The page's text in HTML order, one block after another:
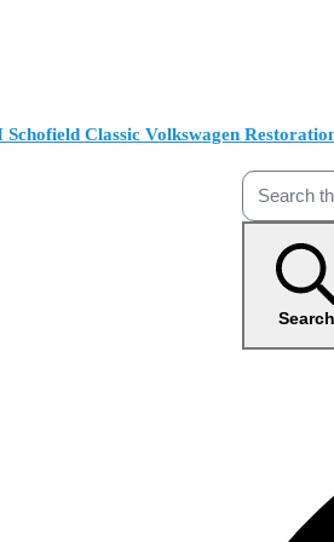
Search